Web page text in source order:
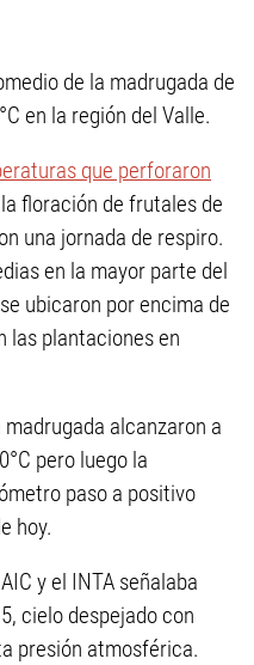
de la madrugada de
en la región del Valle.
que perforaron
floración de frutales de
una jornada de respiro.
en la mayor parte del
ubicaron por encima de
las plantaciones en
alcanzaron a
pero luego la
paso a positivo
hoy.
y el INTA señalaba
cielo despejado con
presión atmosférica.